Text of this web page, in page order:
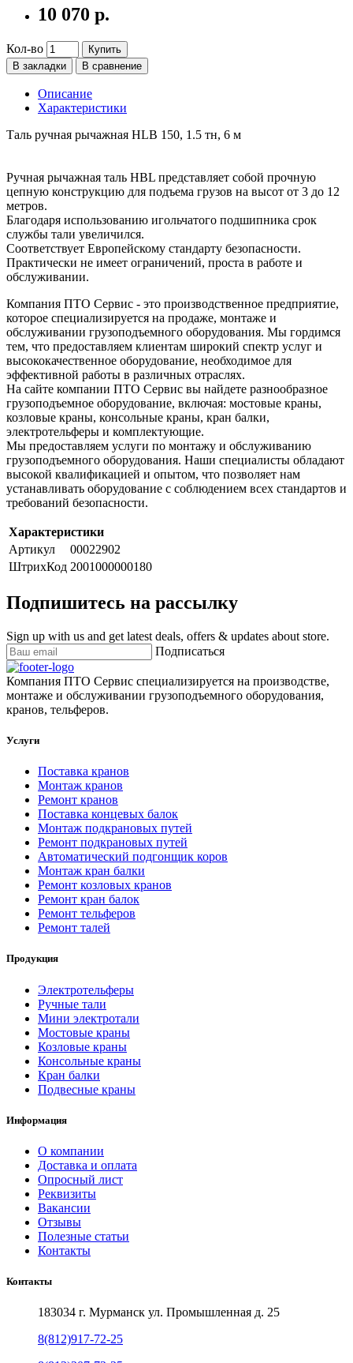
10 070 р.
Кол-во
Купить
В закладки
В сравнение
Описание
Характеристики
Таль ручная рычажная HLB 150, 1.5 тн, 6 м
Ручная рычажная таль HBL представляет собой прочную
цепную конструкцию для подъема грузов на высот от 3 до 12
метров.
Благодаря использованию игольчатого подшипника срок
службы тали увеличился.
Соответствует Европейскому стандарту безопасности.
Практически не имеет ограничений, проста в работе и
обслуживании.
Компания ПТО Сервис - это производственное предприятие,
которое специализируется на продаже, монтаже и
обслуживании грузоподъемного оборудования. Мы гордимся
тем, что предоставляем клиентам широкий спектр услуг и
высококачественное оборудование, необходимое для
эффективной работы в различных отраслях.
На сайте компании ПТО Сервис вы найдете разнообразное
грузоподъемное оборудование, включая: мостовые краны,
козловые краны, консольные краны, кран балки,
электротельферы и комплектующие.
Мы предоставляем услуги по монтажу и обслуживанию
грузоподъемного оборудования. Наши специалисты обладают
высокой квалификацией и опытом, что позволяет нам
устанавливать оборудование с соблюдением всех стандартов и
требований безопасности.
Характеристики
Артикул
00022902
ШтрихКод 2001000000180
Подпишитесь на рассылку
Sign up with us and get latest deals, offers & updates about store.
Подписаться
Компания ПТО Сервис специализируется на производстве,
монтаже и обслуживании грузоподъемного оборудования,
кранов, тельферов.
Услуги
Поставка кранов
Монтаж кранов
Ремонт кранов
Поставка концевых балок
Монтаж подкрановых путей
Ремонт подкрановых путей
Автоматический подгонщик коров
Монтаж кран балки
Ремонт козловых кранов
Ремонт кран балок
Ремонт тельферов
Ремонт талей
Продукция
Электротельферы
Ручные тали
Мини электротали
Мостовые краны
Козловые краны
Консольные краны
Кран балки
Подвесные краны
Информация
О компании
Доставка и оплата
Опросный лист
Реквизиты
Вакансии
Отзывы
Полезные статьи
Контакты
Контакты
183034 г. Мурманск ул. Промышленная д. 25
8(812)917-72-25